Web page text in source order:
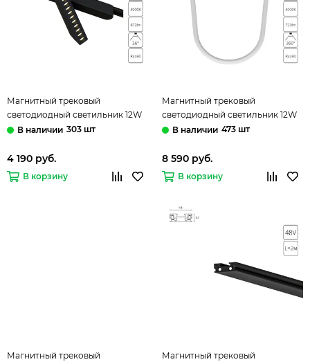
Магнитный трековый
светодиодный светильник 12W
4000K A6161PL-1BK чёрный
303 шт
4 190 руб.
В корзину
Магнитный трековый
светодиодный светильник 12W
4000K A6167PL-1BK чёрный
473 шт
8 590 руб.
В корзину
Магнитный трековый
Магнитный трековый